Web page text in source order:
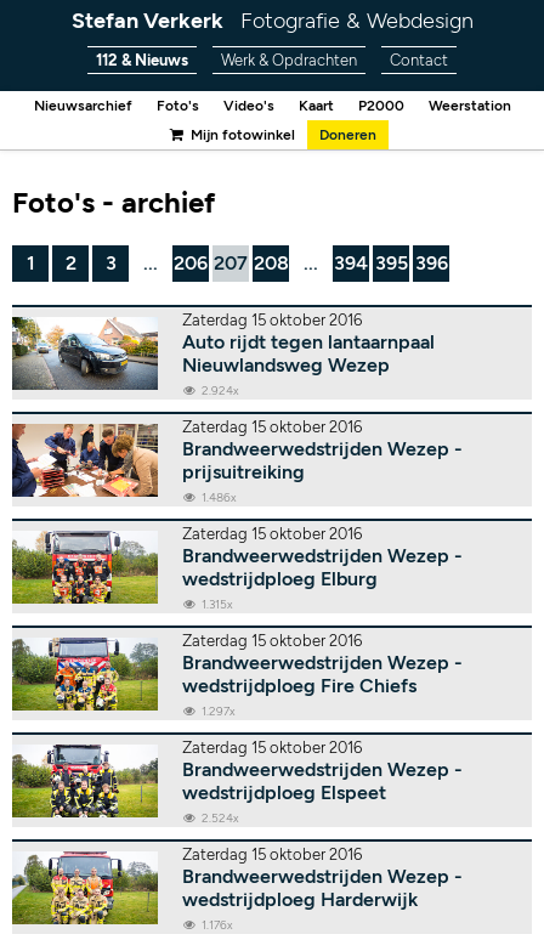
Stefan Verkerk Fotografie & Webdesign
112 & Nieuws Werk & Opdrachten Contact
Nieuwsarchief Foto's Video's Kaart P2000
Weerstation
Mijn fotowinkel
Doneren
Foto's - archief
1 2 3 ... 206 207 208 ... 394 395 396
Zaterdag 15 oktober 2016
Auto rijdt tegen lantaarnpaal
Nieuwlandsweg Wezep
2.924x
Zaterdag 15 oktober 2016
Brandweerwedstrijden Wezep -
prijsuitreiking
1.486x
Zaterdag 15 oktober 2016
Brandweerwedstrijden Wezep -
wedstrijdploeg Elburg
1.315x
Zaterdag 15 oktober 2016
Brandweerwedstrijden Wezep -
wedstrijdploeg Fire Chiefs
1.297x
Zaterdag 15 oktober 2016
Brandweerwedstrijden Wezep -
wedstrijdploeg Elspeet
2.524x
Zaterdag 15 oktober 2016
Brandweerwedstrijden Wezep -
wedstrijdploeg Harderwijk
1.176x